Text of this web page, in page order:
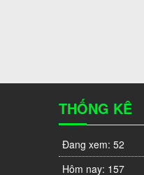
THỐNG KÊ
Đang xem: 52
Hôm nay: 157